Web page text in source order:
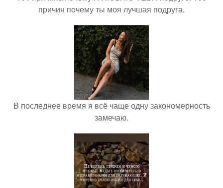
причин почему ты моя лучшая подруга.
В последнее время я всё чаще одну закономерность
замечаю.